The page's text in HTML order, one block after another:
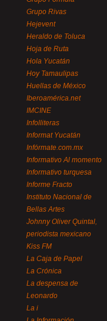
Grupo Rivas
Hejevent
Heraldo de Toluca
Hoja de Ruta
Hola Yucatán
Hoy Tamaulipas
Huellas de México
Iberoamérica.net
IMCINE
Infolliteras
Informat Yucatán
Infórmate.com.mx
Informativo Al momento
Informativo turquesa
Informe Fracto
Instituto Nacional de
Bellas Artes
Johnny Oliver Quintal,
periodista mexicano
Kiss FM
La Caja de Papel
La Crónica
La despensa de
Leonardo
La i